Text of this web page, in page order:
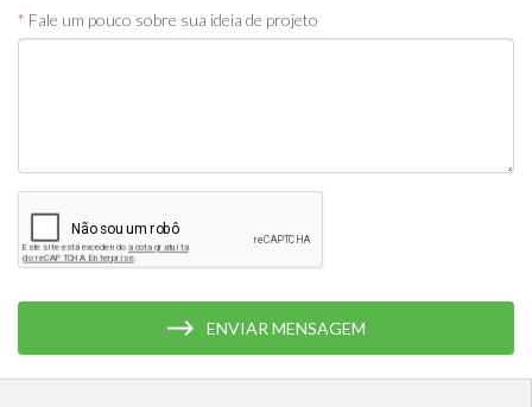
* Fale um pouco sobre sua ideia de projeto
ENVIAR MENSAGEM